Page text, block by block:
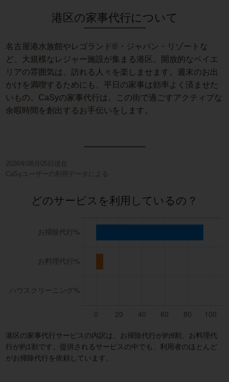
港区の家事代行について
名古屋港水族館やレゴランド®・ジャパン・リゾートな
ど、大規模なレジャー施設が集まる港区。開放的なベイエ
リアの雰囲気は、訪れる人々を楽しませます。週末のお出
かけを満喫するためにも、平日の家事は効率よく済ませた
いもの。CaSyの家事代行は、この街で過ごすアクティブな
余暇時間を創出するお手伝いをします。
2026年08月05日現在
CaSyユーザーの利用データによる
どのサービスを利用しているの？
港区の家事代行サービスの内訳は、お掃除代行が約9割、お料理代
行が約1割です。提供されるサービスの中でも、利用者のほとんど
がお掃除代行を依頼しています。